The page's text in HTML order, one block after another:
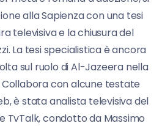
alla Sapienza con una tesi
televisiva e la chiusura del
La tesi specialistica è ancora
sul ruolo di Al-Jazeera nella
Collabora con alcune testate
è stata analista televisiva del
TvTalk, condotto da Massimo